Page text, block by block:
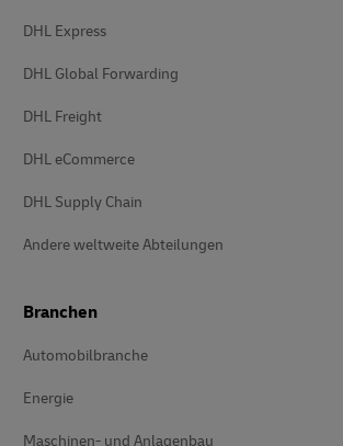
DHL Express
DHL Global Forwarding
DHL Freight
DHL eCommerce
DHL Supply Chain
Andere weltweite Abteilungen
Branchen
Automobilbranche
Energie
Maschinen- und Anlagenbau